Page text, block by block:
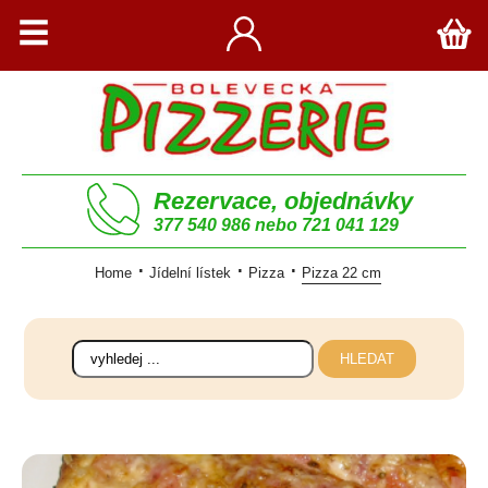
Home Jídelní lístek Pizza Pizza 22 cm
HLEDAT
Rezervace, objednávky
377 540 986 nebo 721 041 129